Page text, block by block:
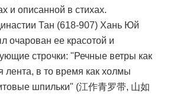
и описанной в стихах.
Тан (618-907) Хань Юй
очарован ее красотой и
строчки: "Речные ветры как
лента, в то время как холмы
шпильки" (江作青罗带, 山如